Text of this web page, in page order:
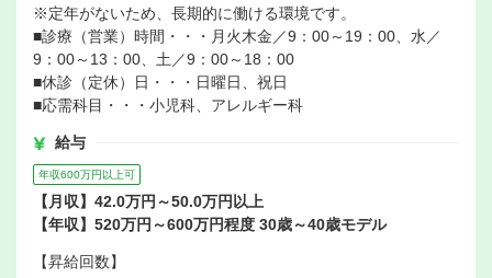
※定年がないため、長期的に働ける環境です。
■診療（営業）時間・・・月火木金／9：00～19：00、水／
9：00～13：00、土／9：00～18：00
■休診（定休）日・・・日曜日、祝日
■応需科目・・・小児科、アレルギー科
給与
年収600万円以上可
【月収】42.0万円～50.0万円以上
【年収】520万円～600万円程度 30歳～40歳モデル
【昇給回数】